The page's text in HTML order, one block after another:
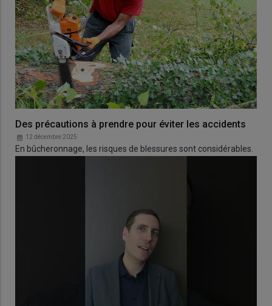
Des précautions à prendre pour éviter les accidents
12 décembre 2025
En bûcheronnage, les risques de blessures sont considérables.